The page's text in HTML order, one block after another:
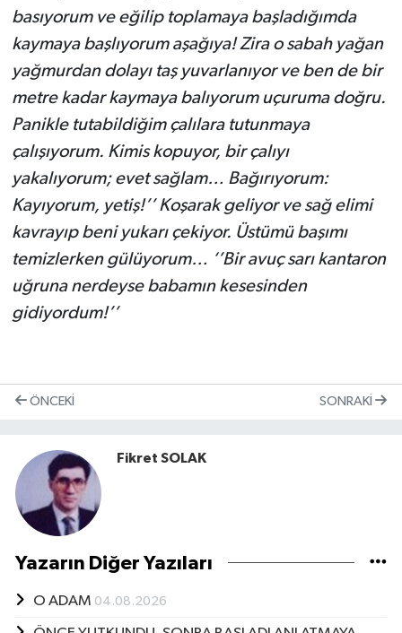
basıyorum ve eğilip toplamaya başladığımda
kaymaya başlıyorum aşağıya! Zira o sabah yağan
yağmurdan dolayı taş yuvarlanıyor ve ben de bir
metre kadar kaymaya balıyorum uçuruma doğru.
Panikle tutabildiğim çalılara tutunmaya
çalışıyorum. Kimis kopuyor, bir çalıyı
yakalıyorum; evet sağlam… Bağırıyorum:
Kayıyorum, yetiş!’’ Koşarak geliyor ve sağ elimi
kavrayıp beni yukarı çekiyor. Üstümü başımı
temizlerken gülüyorum… ‘’Bir avuç sarı kantaron
uğruna nerdeyse babamın kesesinden
gidiyordum!’’
ÖNCEKI SONRAKI
Fikret SOLAK
Yazarın Diğer Yazıları
O ADAM 04.08.2026